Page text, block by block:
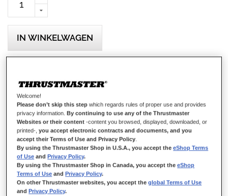
IN WINKELWAGEN
Schrijf de eerste review over dit product
Details
Welcome!
Please don’t skip this step which regards rules of proper use and provides
privacy information.By continuing to use any of the Thrustmaster
Websites or their content -content you browsed, displayed, downloaded, or
printed-,you accept electronic contracts and documents, and you
accept their Terms of Use and Privacy Policy
By using the Thrustmaster Shop in U.S.A., you accept theeShop Terms
of Use andPrivacy Policy.
By using the Thrustmaster Shop in Canada, you accept theeShop
Terms of Use andPrivacy Policy.
On other Thrustmaster websites, you accept theglobal Terms of Use
andPrivacy Policy.